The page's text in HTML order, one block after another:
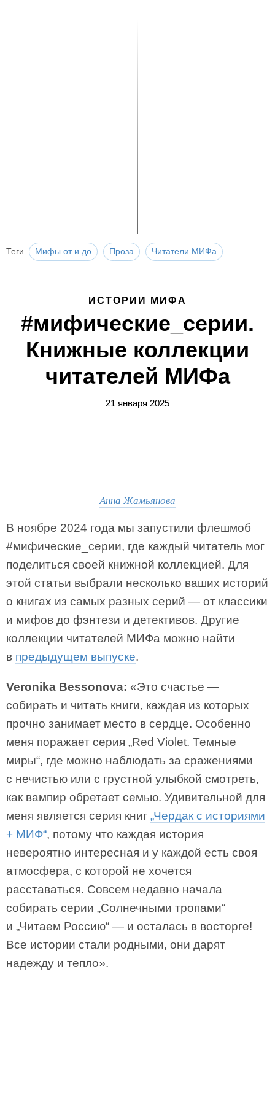
Теги Мифы от и до Проза Читатели МИФа
ИСТОРИИ МИФА
#мифические_серии.
Книжные коллекции
читателей МИФа
21 января 2025
Анна Жамьянова
В ноябре 2024 года мы запустили флешмоб
#мифические_серии, где каждый читатель мог
поделиться своей книжной коллекцией. Для
этой статьи выбрали несколько ваших историй
о книгах из самых разных серий — от классики
и мифов до фэнтези и детективов. Другие
коллекции читателей МИФа можно найти
в предыдущем выпуске.
Veronika Bessonova: «Это счастье —
собирать и читать книги, каждая из которых
прочно занимает место в сердце. Особенно
меня поражает серия „Red Violet. Темные
миры“, где можно наблюдать за сражениями
с нечистью или с грустной улыбкой смотреть,
как вампир обретает семью. Удивительной для
меня является серия книг „Чердак с историями
+ МИФ“, потому что каждая история
невероятно интересная и у каждой есть своя
атмосфера, с которой не хочется
расставаться. Совсем недавно начала
собирать серии „Солнечными тропами“
и „Читаем Россию“ — и осталась в восторге!
Все истории стали родными, они дарят
надежду и тепло».